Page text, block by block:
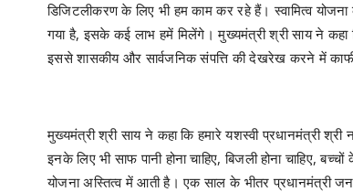
डिजिटलीकरण के लिए भी हम काम कर रहे हैं। स्वामित्व
गया है, इसके कई लाभ हमें मिलेंगे। मुख्यमंत्री श्री साय ने कहा
इससे शासकीय और सार्वजनिक संपत्ति की देखरेख करने में
मुख्यमंत्री श्री साय ने कहा कि हमारे यशस्वी प्रधानमंत्री
इनके लिए भी साफ पानी होना चाहिए, बिजली होना चाहिए,
योजना अस्तित्व में आती है। एक साल के भीतर प्रधानमंत्री